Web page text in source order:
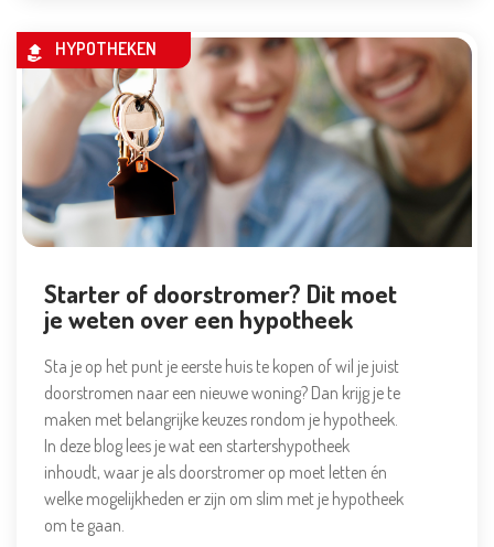
HYPOTHEKEN
Starter of doorstromer? Dit moet
je weten over een hypotheek
Sta je op het punt je eerste huis te kopen of wil je juist
doorstromen naar een nieuwe woning? Dan krijg je te
maken met belangrijke keuzes rondom je hypotheek.
In deze blog lees je wat een startershypotheek
inhoudt, waar je als doorstromer op moet letten én
welke mogelijkheden er zijn om slim met je hypotheek
om te gaan.